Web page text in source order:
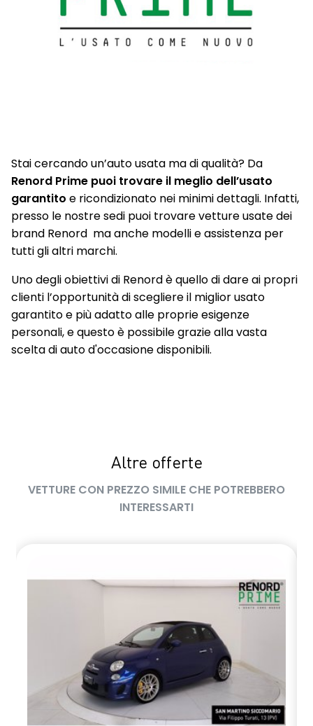
Stai cercando un’auto usata ma di qualità? Da
Renord Prime puoi trovare il meglio dell’usato
garantito e ricondizionato nei minimi dettagli. Infatti,
presso le nostre sedi puoi trovare vetture usate dei
brand Renord ma anche modelli e assistenza per
tutti gli altri marchi.
Uno degli obiettivi di Renord è quello di dare ai propri
clienti l’opportunità di scegliere il miglior usato
garantito e più adatto alle proprie esigenze
personali, e questo è possibile grazie alla vasta
scelta di auto d'occasione disponibili.
Altre offerte
VETTURE CON PREZZO SIMILE CHE POTREBBERO
INTERESSARTI